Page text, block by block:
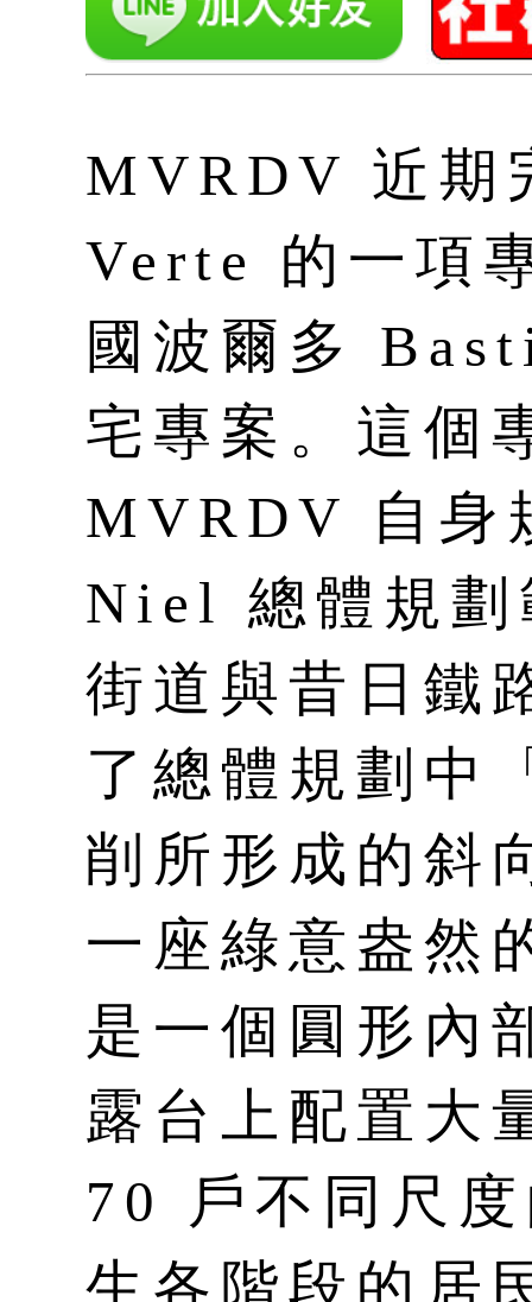
MVRDV 近期
Verte 的一項
國波爾多
宅專案。這個
MVRDV 自身
Niel 總體規劃
街道與昔日鐵
了總體規劃中
削所形成的斜
一座綠意盎然
是一個圓形內
露台上配置大
70 戶不同尺
生各階段的居